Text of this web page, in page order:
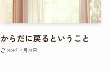
からだに戻るということ
2026年4月24日